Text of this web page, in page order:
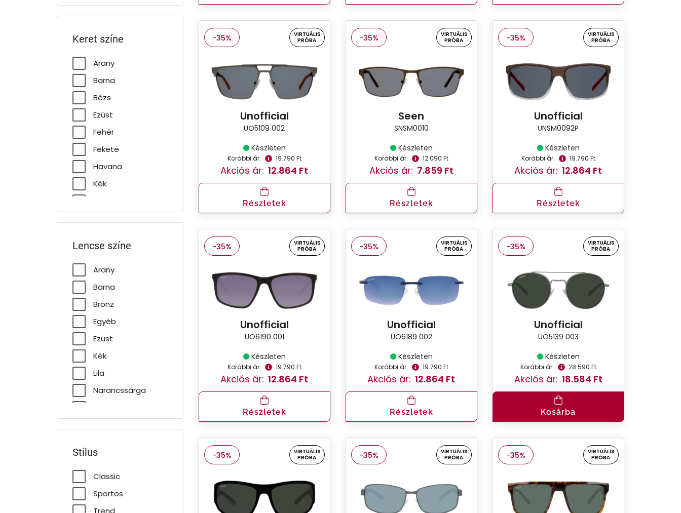
Keret színe
Arany
Barna
Bézs
Ezüst
Fehér
Fekete
Havana
Kék
Transzparens
Zöld
Lencse színe
Arany
Barna
Bronz
Egyéb
Ezüst
Kék
Lila
Narancssárga
Stílus
Classic
Sportos
Trend
-35%
VIRTUÁLIS
PRÓBA
Unofficial
UO5109 002
Készleten
Korábbi ár: 19.790 Ft
Akciós ár: 12.864 Ft
Részletek
-35%
VIRTUÁLIS
PRÓBA
Seen
SNSM0010
Készleten
Korábbi ár: 12.090 Ft
Akciós ár: 7.859 Ft
Részletek
-35%
VIRTUÁLIS
PRÓBA
Unofficial
UNSM0092P
Készleten
Korábbi ár: 19.790 Ft
Akciós ár: 12.864 Ft
Részletek
-35%
VIRTUÁLIS
PRÓBA
Unofficial
UO6190 001
Készleten
Korábbi ár: 19.790 Ft
Akciós ár: 12.864 Ft
Részletek
-35%
VIRTUÁLIS
PRÓBA
Unofficial
UO6189 002
Készleten
Korábbi ár: 19.790 Ft
Akciós ár: 12.864 Ft
Részletek
-35%
VIRTUÁLIS
PRÓBA
Unofficial
UO5139 003
Készleten
Korábbi ár: 28.590 Ft
Akciós ár: 18.584 Ft
Kosárba
-35%
VIRTUÁLIS
PRÓBA
-35%
VIRTUÁLIS
PRÓBA
-35%
VIRTUÁLIS
PRÓBA